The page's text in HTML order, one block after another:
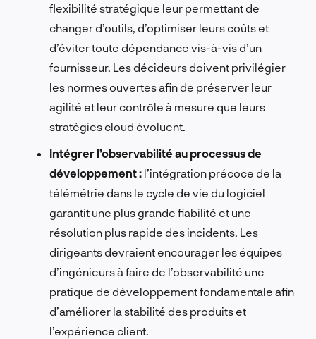
flexibilité stratégique leur permettant de
changer d’outils, d’optimiser leurs coûts et
d’éviter toute dépendance vis-à-vis d’un
fournisseur. Les décideurs doivent privilégier
les normes ouvertes afin de préserver leur
agilité et leur contrôle à mesure que leurs
stratégies cloud évoluent.
Intégrer l’observabilité au processus de
développement : l’intégration précoce de la
télémétrie dans le cycle de vie du logiciel
garantit une plus grande fiabilité et une
résolution plus rapide des incidents. Les
dirigeants devraient encourager les équipes
d’ingénieurs à faire de l’observabilité une
pratique de développement fondamentale afin
d’améliorer la stabilité des produits et
l’expérience client.